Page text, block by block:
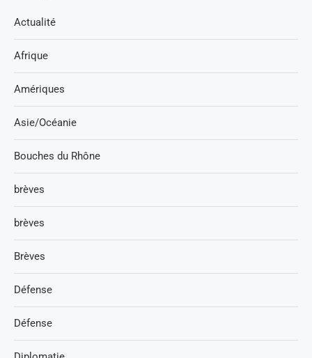
Actualité
Afrique
Amériques
Asie/Océanie
Bouches du Rhône
brèves
brèves
Brèves
Défense
Défense